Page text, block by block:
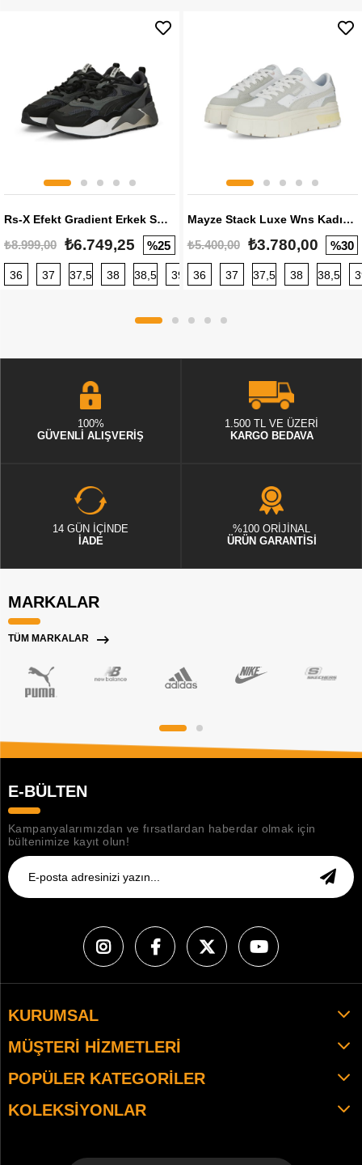
Rs-X Efekt Gradient Erkek Sneaker
₺8.999,00 ₺6.749,25 %25
36 37 37,5 38 38,5 39 40 40,5 41 42 42,5
Mayze Stack Luxe Wns Kadın Sneaker
₺5.400,00 ₺3.780,00 %30
36 37 37,5 38 38,5
100%
GÜVENLİ ALIŞVERİŞ
1.500 TL VE ÜZERİ
KARGO BEDAVA
14 GÜN İÇİNDE
İADE
%100 ORİJİNAL
ÜRÜN GARANTİSİ
MARKALAR
TÜM MARKALAR
E-BÜLTEN
Kampanyalarımızdan ve fırsatlardan haberdar olmak için
bültenimize kayıt olun!
KURUMSAL
MÜŞTERI HIZMETLERI
POPÜLER KATEGORILER
KOLEKSIYONLAR